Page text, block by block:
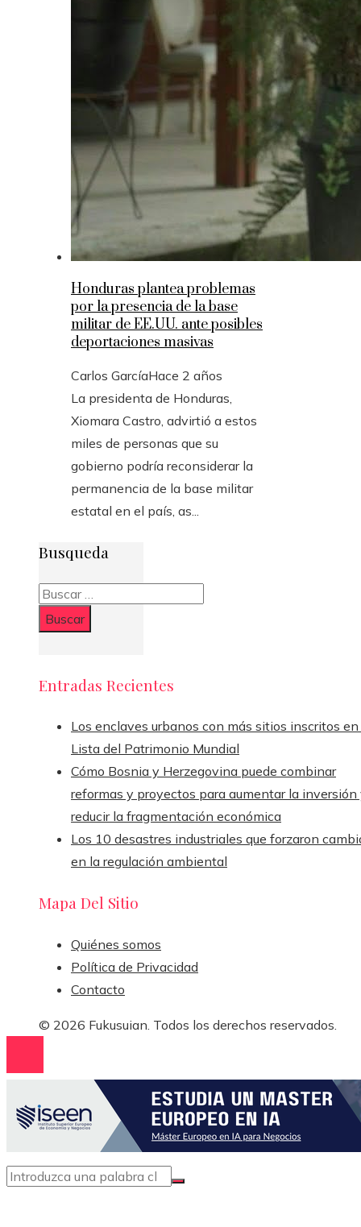
Honduras plantea problemas
por la presencia de la base
militar de EE.UU. ante posibles
deportaciones masivas
Carlos GarcíaHace 2 años
La presidenta de Honduras,
Xiomara Castro, advirtió a estos
miles de personas que su
gobierno podría reconsiderar la
permanencia de la base militar
estatal en el país, as...
Busqueda
Buscar:
Entradas Recientes
Los enclaves urbanos con más sitios inscritos
Lista del Patrimonio Mundial
Cómo Bosnia y Herzegovina puede combinar
reformas y proyectos para aumentar la inversión
reducir la fragmentación económica
Los 10 desastres industriales que forzaron
en la regulación ambiental
Mapa Del Sitio
Quiénes somos
Política de Privacidad
Contacto
© 2026 Fukusuian. Todos los derechos reservados.